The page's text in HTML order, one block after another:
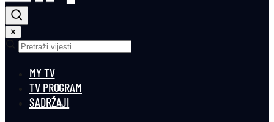
✕
MY TV
TV PROGRAM
SADRŽAJI